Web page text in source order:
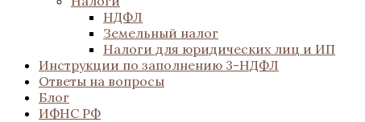
НДФЛ
Земельный налог
Налоги для юридических лиц и ИП
Инструкции по заполнению 3-НДФЛ
Ответы на вопросы
Блог
ИФНС РФ